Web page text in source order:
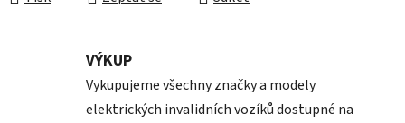
VÝKUP
Vykupujeme všechny značky a modely
elektrických invalidních vozíků dostupné na